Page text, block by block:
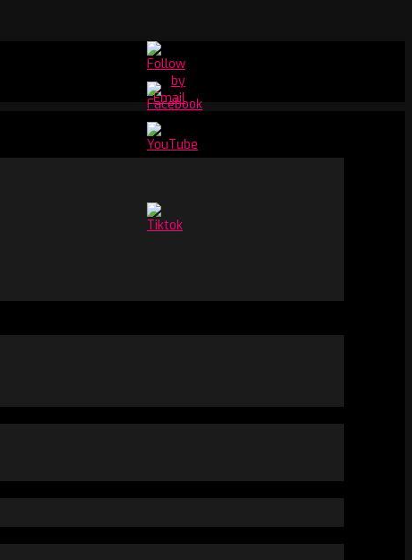
Youtube
Channel